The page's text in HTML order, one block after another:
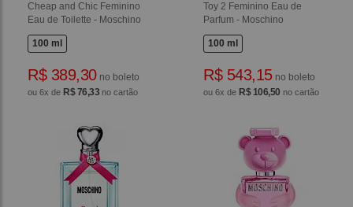
Cheap and Chic Feminino
Eau de Toilette - Moschino
100 ml
R$ 389,30no boleto
ou 6x de R$ 76,33 no cartão
Toy 2 Feminino Eau de
Parfum - Moschino
100 ml
R$ 543,15no boleto
ou 6x de R$ 106,50 no cartão